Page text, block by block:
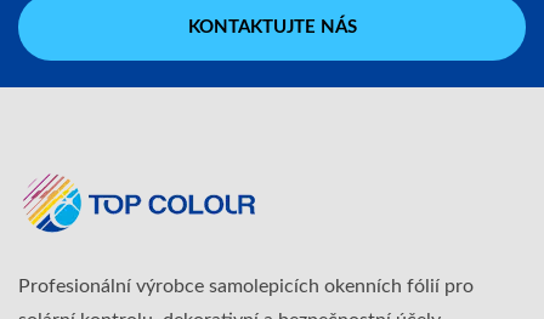
KONTAKTUJTE NÁS
Profesionální výrobce samolepicích okenních fólií pro